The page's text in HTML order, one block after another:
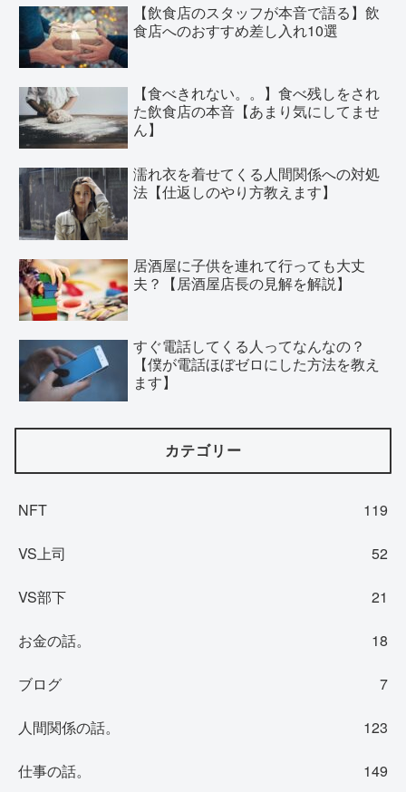
【飲食店のスタッフが本音で語る】飲
食店へのおすすめ差し入れ10選
【食べきれない。。】食べ残しをされ
た飲食店の本音【あまり気にしてませ
ん】
濡れ衣を着せてくる人間関係への対処
法【仕返しのやり方教えます】
居酒屋に子供を連れて行っても大丈
夫？【居酒屋店長の見解を解説】
すぐ電話してくる人ってなんなの？
【僕が電話ほぼゼロにした方法を教え
ます】
カテゴリー
NFT 119
VS上司 52
VS部下 21
お金の話。 18
ブログ 7
人間関係の話。 123
仕事の話。 149